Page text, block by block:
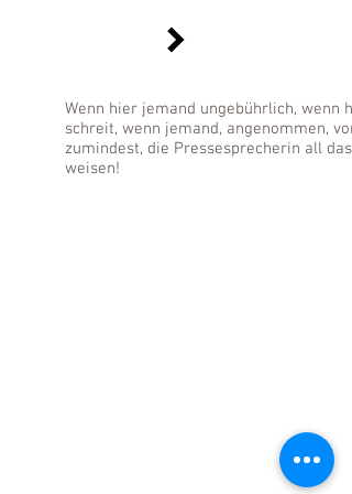
Wenn hier jemand ungebührlich,
schreit, wenn jemand, angenommen,
zumindest, die Pressesprecherin all
weisen!